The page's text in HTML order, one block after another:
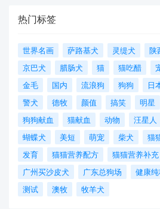
热门标签
世界名画 萨路基犬 灵缇犬 陕
京巴犬
腊肠犬 猫 猫吃醋
金毛
国内 流浪狗 狗狗 日
警犬
德牧 颜值 搞笑 明星
狗狗献血
猫献血 动物 汪星人
蝴蝶犬
美短 萌宠 柴犬 猫
发育
猫猫营养配方 猫猫营养补充
广州买沙皮犬
广东总狗场 健康
测试
澳牧 牧羊犬